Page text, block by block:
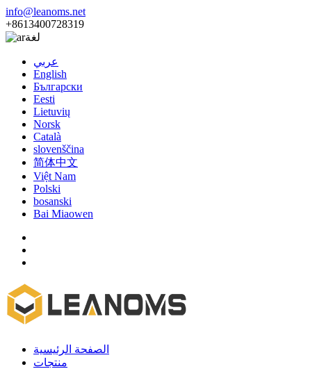
info@leanoms.net
+8613400728319
لغة
عربي
English
Български
Eesti
Lietuvių
Norsk
Català
slovenščina
简体中文
Việt Nam
Polski
bosanski
Bai Miaowen
الصفحة الرئيسية
منتجات